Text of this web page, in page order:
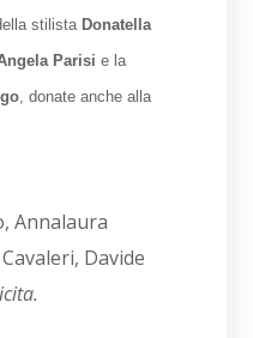
stilista Donatella
Parisie la
, donate anche alla
Annalaura
Davide